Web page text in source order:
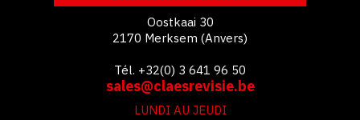
Oostkaai 30
2170 Merksem (Anvers)
Tél. +32(0) 3 641 96 50
sales@claesrevisie.be
LUNDI AU JEUDI